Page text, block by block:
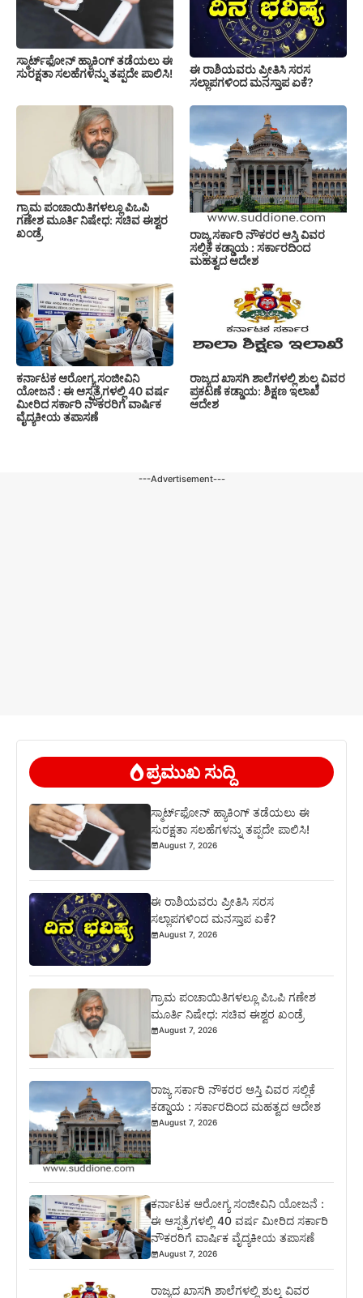
ಸ್ಮಾರ್ಟ್‌ಫೋನ್ ಹ್ಯಾಕಿಂಗ್ ತಡೆಯಲು ಈ
ಸುರಕ್ಷತಾ ಸಲಹೆಗಳನ್ನು ತಪ್ಪದೇ ಪಾಲಿಸಿ!
ಈ ರಾಶಿಯವರು ಪ್ರೀತಿಸಿ ಸರಸ
ಸಲ್ಲಾಪಗಳಿಂದ ಮನಸ್ತಾಪ ಏಕೆ?
ಗ್ರಾಮ ಪಂಚಾಯಿತಿಗಳಲ್ಲೂ ಪಿಒಪಿ
ಗಣೇಶ ಮೂರ್ತಿ ನಿಷೇಧ: ಸಚಿವ ಈಶ್ವರ
ಖಂಡ್ರೆ
ರಾಜ್ಯ ಸರ್ಕಾರಿ ನೌಕರರ ಆಸ್ತಿ ವಿವರ
ಸಲ್ಲಿಕೆ ಕಡ್ಡಾಯ : ಸರ್ಕಾರದಿಂದ
ಮಹತ್ವದ ಆದೇಶ
ಕರ್ನಾಟಕ ಆರೋಗ್ಯ ಸಂಜೀವಿನಿ
ಯೋಜನೆ : ಈ ಆಸ್ಪತ್ರೆಗಳಲ್ಲಿ 40 ವರ್ಷ
ಮೀರಿದ ಸರ್ಕಾರಿ ನೌಕರರಿಗೆ ವಾರ್ಷಿಕ
ವೈದ್ಯಕೀಯ ತಪಾಸಣೆ
ರಾಜ್ಯದ ಖಾಸಗಿ ಶಾಲೆಗಳಲ್ಲಿ ಶುಲ್ಕ ವಿವರ
ಪ್ರಕಟಣೆ ಕಡ್ಡಾಯ: ಶಿಕ್ಷಣ ಇಲಾಖೆ
ಆದೇಶ
---Advertisement---
ಪ್ರಮುಖ ಸುದ್ದಿ
ಸ್ಮಾರ್ಟ್‌ಫೋನ್ ಹ್ಯಾಕಿಂಗ್ ತಡೆಯಲು ಈ
ಸುರಕ್ಷತಾ ಸಲಹೆಗಳನ್ನು ತಪ್ಪದೇ ಪಾಲಿಸಿ!
August 7, 2026
ಈ ರಾಶಿಯವರು ಪ್ರೀತಿಸಿ ಸರಸ
ಸಲ್ಲಾಪಗಳಿಂದ ಮನಸ್ತಾಪ ಏಕೆ?
August 7, 2026
ಗ್ರಾಮ ಪಂಚಾಯಿತಿಗಳಲ್ಲೂ ಪಿಒಪಿ ಗಣೇಶ
ಮೂರ್ತಿ ನಿಷೇಧ: ಸಚಿವ ಈಶ್ವರ ಖಂಡ್ರೆ
August 7, 2026
ರಾಜ್ಯ ಸರ್ಕಾರಿ ನೌಕರರ ಆಸ್ತಿ ವಿವರ ಸಲ್ಲಿಕೆ
ಕಡ್ಡಾಯ : ಸರ್ಕಾರದಿಂದ ಮಹತ್ವದ ಆದೇಶ
August 7, 2026
ಕರ್ನಾಟಕ ಆರೋಗ್ಯ ಸಂಜೀವಿನಿ ಯೋಜನೆ :
ಈ ಆಸ್ಪತ್ರೆಗಳಲ್ಲಿ 40 ವರ್ಷ ಮೀರಿದ ಸರ್ಕಾರಿ
ನೌಕರರಿಗೆ ವಾರ್ಷಿಕ ವೈದ್ಯಕೀಯ ತಪಾಸಣೆ
August 7, 2026
ರಾಜ್ಯದ ಖಾಸಗಿ ಶಾಲೆಗಳಲ್ಲಿ ಶುಲ್ಕ ವಿವರ